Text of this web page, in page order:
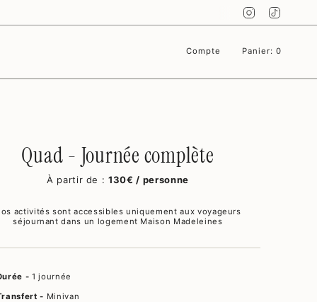
Instagram
Compte Panier 0
Quad - Journée complète
À partir de :130€ / personne
activités sont accessibles uniquement aux voyageurs
séjournant dans un logement Maison Madeleines
-1 journée
- Minivan